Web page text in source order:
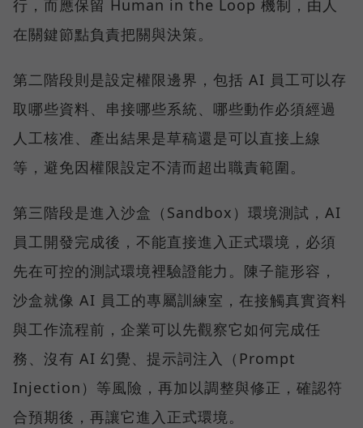
行，而應保留 Human in the Loop 機制，由人
在關鍵節點負責把關與決策。
第二階段則是設定權限邊界，包括 AI 員工可以存
取哪些資料、串接哪些系統、哪些動作必須經過
人工核准、產出結果是草稿還是可以直接上線
等，避免因權限設定不清而超出職責範圍。
第三階段是進入沙盒（Sandbox）環境測試，AI
員工開發完成後，不能直接進入正式環境，必須
先在可控的測試環境裡驗證能力。陳子龍形容，
沙盒就像 AI 員工的專屬訓練室，在接觸真實資料
與工作流程前，企業可以先觀察它如何完成任
務、沒有 AI 幻覺、提示詞注入（Prompt
Injection）等風險，再加以調整與修正，確認符
合預期後，再讓它進入正式環境。